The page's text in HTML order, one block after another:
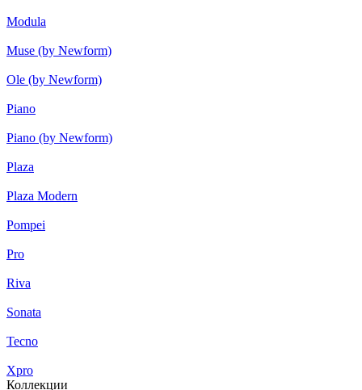
Modula
Muse (by Newform)
Ole (by Newform)
Piano
Piano (by Newform)
Plaza
Plaza Modern
Pompei
Pro
Riva
Sonata
Tecno
Xpro
Коллекции